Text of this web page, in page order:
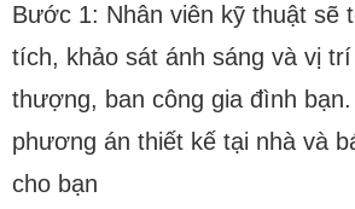
Bước 1: Nhân viên kỹ thuật sẽ
tích, khảo sát ánh sáng và vị
thượng, ban công gia đình
phương án thiết kế tại nhà và
cho bạn